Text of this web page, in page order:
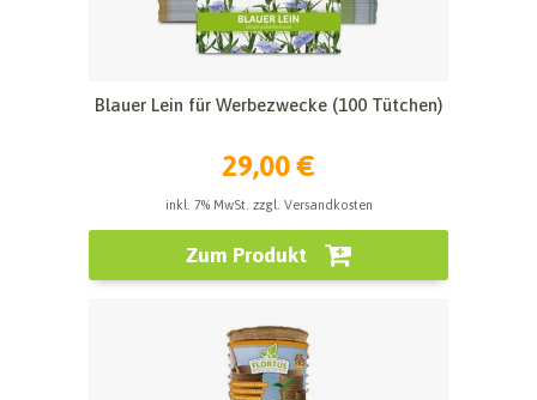
Blauer Lein für Werbezwecke (100 Tütchen)
29,00 €
inkl. 7% MwSt. zzgl. Versandkosten
Zum Produkt